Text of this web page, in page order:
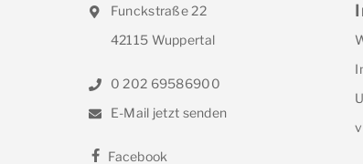
Funckstraße 22
42115 Wuppertal
0 202 69586900
E-Mail jetzt senden
Facebook